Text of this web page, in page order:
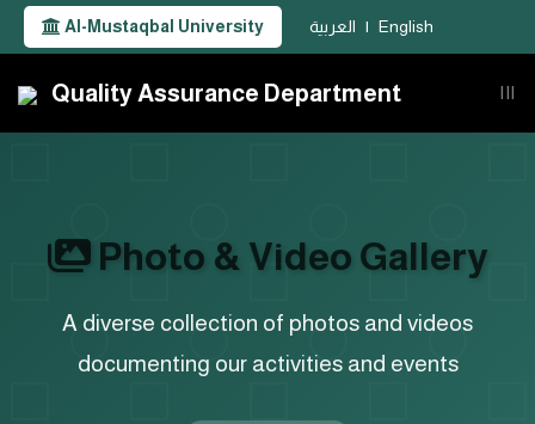
Al-Mustaqbal University العربية | English
Quality Assurance Department |||
Photo & Video Gallery
A diverse collection of photos and videos
documenting our activities and events